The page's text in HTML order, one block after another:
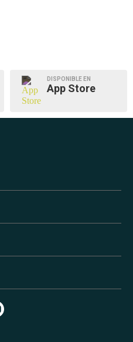
DISPONIBLE EN
App Store